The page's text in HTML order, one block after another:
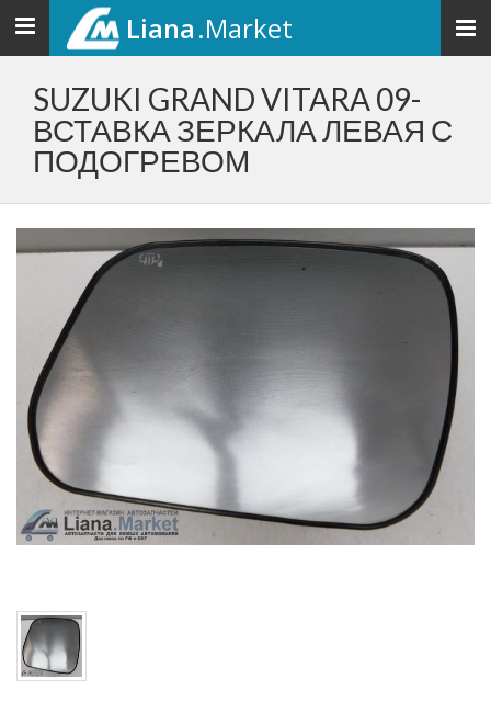
Toggle
navigation
Liana.Market
SUZUKI GRAND VITARA 09-
ВСТАВКА ЗЕРКАЛА ЛЕВАЯ С
ПОДОГРЕВОМ